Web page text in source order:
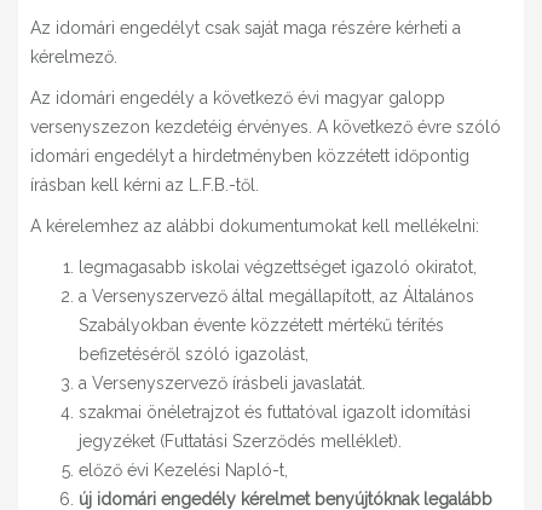
Az idomári engedélyt csak saját maga részére kérheti a
kérelmező.
Az idomári engedély a következő évi magyar galopp
versenyszezon kezdetéig érvényes. A következő évre szóló
idomári engedélyt a hirdetményben közzétett időpontig
írásban kell kérni az L.F.B.-től.
A kérelemhez az alábbi dokumentumokat kell mellékelni:
legmagasabb iskolai végzettséget igazoló okiratot,
a Versenyszervező által megállapított, az Általános
Szabályokban évente közzétett mértékű térítés
befizetéséről szóló igazolást,
a Versenyszervező írásbeli javaslatát.
szakmai önéletrajzot és futtatóval igazolt idomítási
jegyzéket (Futtatási Szerződés melléklet).
előző évi Kezelési Napló-t,
új idomári engedély kérelmet benyújtóknak legalább